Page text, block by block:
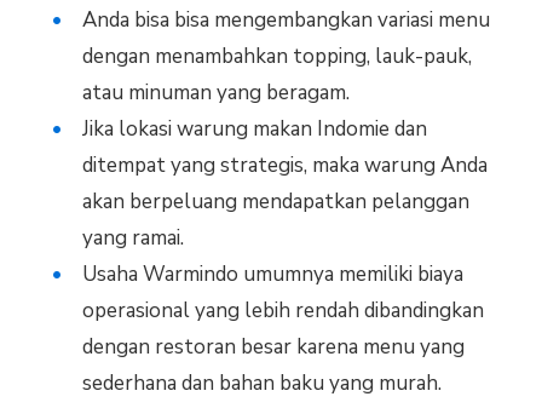
Anda bisa bisa mengembangkan variasi menu
dengan menambahkan topping, lauk-pauk,
atau minuman yang beragam.
Jika lokasi warung makan Indomie dan
ditempat yang strategis, maka warung Anda
akan berpeluang mendapatkan pelanggan
yang ramai.
Usaha Warmindo umumnya memiliki biaya
operasional yang lebih rendah dibandingkan
dengan restoran besar karena menu yang
sederhana dan bahan baku yang murah.